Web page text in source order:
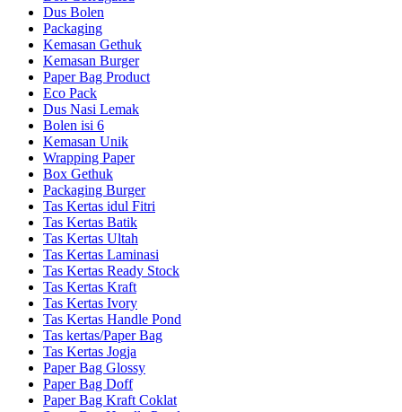
Dus Bolen
Packaging
Kemasan Gethuk
Kemasan Burger
Paper Bag Product
Eco Pack
Dus Nasi Lemak
Bolen isi 6
Kemasan Unik
Wrapping Paper
Box Gethuk
Packaging Burger
Tas Kertas idul Fitri
Tas Kertas Batik
Tas Kertas Ultah
Tas Kertas Laminasi
Tas Kertas Ready Stock
Tas Kertas Kraft
Tas Kertas Ivory
Tas Kertas Handle Pond
Tas kertas/Paper Bag
Tas Kertas Jogja
Paper Bag Glossy
Paper Bag Doff
Paper Bag Kraft Coklat